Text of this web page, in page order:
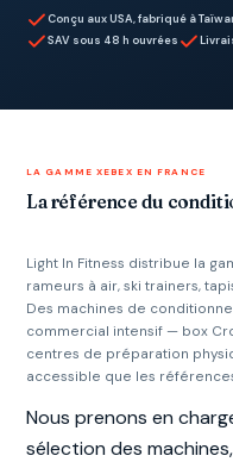
Conçu aux USA, fabriqué à
SAV sous 48 h ouvrées
LA GAMME XEBEX EN FRANCE
La référence du
Light In Fitness distribue la
rameurs à air, ski trainers,
Des machines de
commercial intensif — box
centres de préparation
accessible que les
Nous prenons en
sélection des